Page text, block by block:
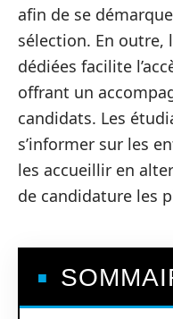
afin de se
sélection. En outre,
dédiées facilite
offrant un
candidats. Les
s’informer sur les
les accueillir en
de candidature les